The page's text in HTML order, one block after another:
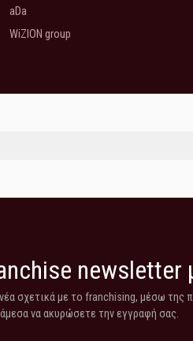
aDa
WiZION group
newsletter
σχετικά με το franchising, μέσω της
να ακυρώσετε την εγγραφή σας.